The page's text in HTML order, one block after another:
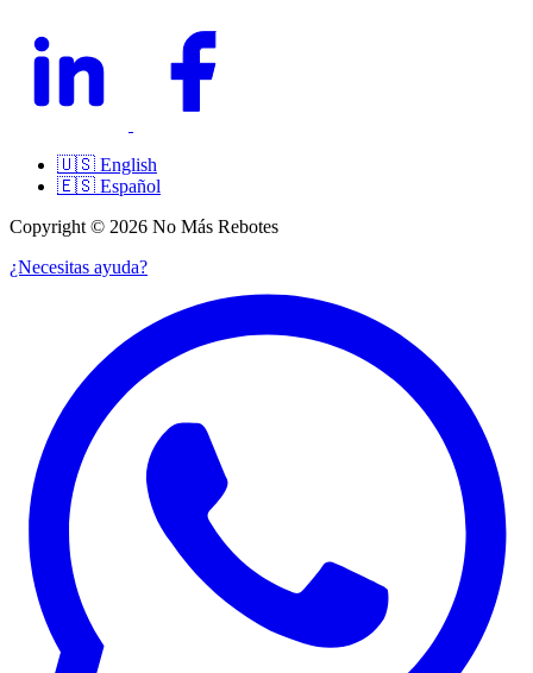
🇺🇸 English
🇪🇸 Español
Copyright © 2026 No Más Rebotes
¿Necesitas ayuda?